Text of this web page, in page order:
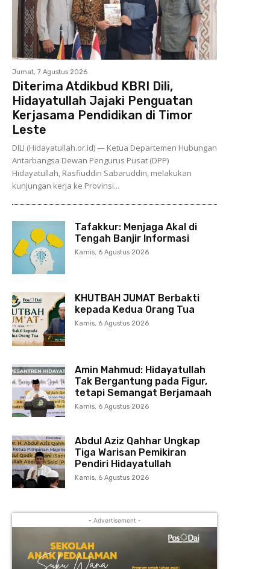
Jumat, 7 Agustus 2026
Diterima Atdikbud KBRI Dili,
Hidayatullah Jajaki Penguatan
Kerjasama Pendidikan di Timor
Leste
DILI (Hidayatullah.or.id) — Ketua Departemen Hubungan
Antarbangsa Dewan Pengurus Pusat (DPP)
Hidayatullah, Rasfiuddin Sabaruddin, melakukan
kunjungan kerja ke Provinsi...
Tafakkur: Menjaga Akal di
Tengah Banjir Informasi
Kamis, 6 Agustus 2026
KHUTBAH JUMAT Berbakti
kepada Kedua Orang Tua
Kamis, 6 Agustus 2026
Amin Mahmud: Hidayatullah
Tak Bergantung pada Figur,
tetapi Semangat Berjamaah
Kamis, 6 Agustus 2026
Abdul Aziz Qahhar Ungkap
Tiga Warisan Pemikiran
Pendiri Hidayatullah
Kamis, 6 Agustus 2026
- Advertisement -